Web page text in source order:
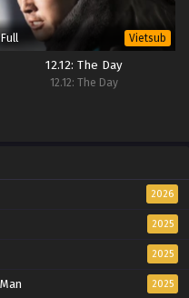
Full Vietsub
12.12: The Day
12.12: The Day
2026
2025
2025
2025